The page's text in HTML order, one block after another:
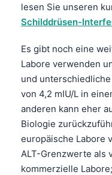
lesen Sie unseren
Schilddrüsen-
Es gibt noch eine
Labore verwenden
und unterschiedliche
von 4,2 mIU/L in
anderen kann eher
Biologie
europäische Labore
ALT-Grenzwerte als
kommerzielle